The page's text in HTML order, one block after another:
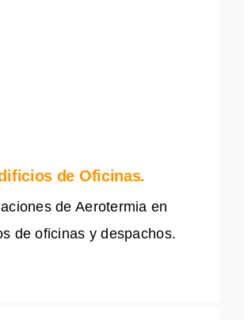
de Oficinas.
de Aerotermia en
de oficinas y despachos.